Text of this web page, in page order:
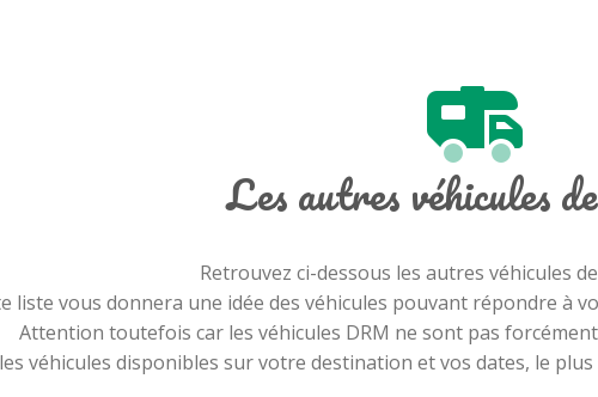
Les autres véhicules
Retrouvez ci-dessous les autres véhicules
liste vous donnera une idée des véhicules pouvant répondre à
Attention toutefois car les véhicules DRM ne sont pas
véhicules disponibles sur votre destination et vos dates, le